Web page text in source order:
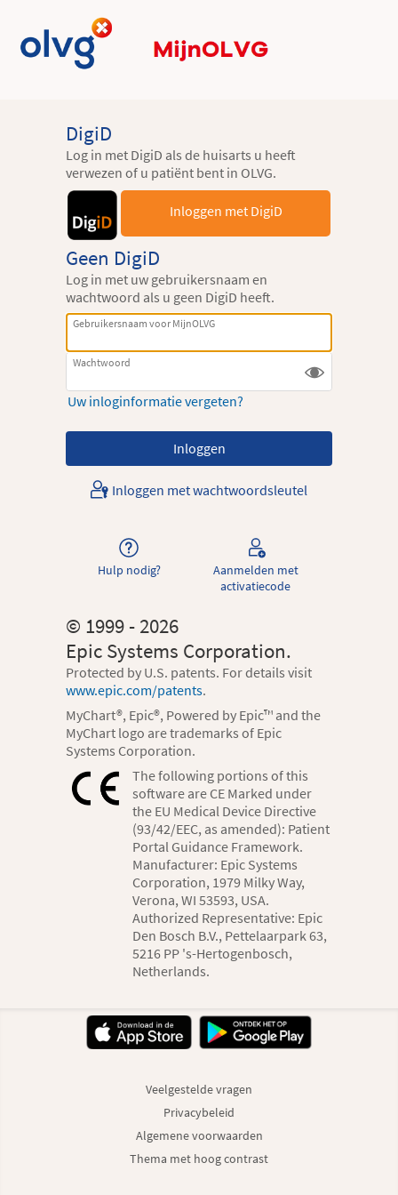
DigiD
Log in met DigiD als de huisarts u heeft
verwezen of u patiënt bent in OLVG.
Inloggen met DigiD
Geen DigiD
Log in met uw gebruikersnaam en
wachtwoord als u geen DigiD heeft.
Gebruikersnaam voor MijnOLVG
Wachtwoord
Uw inloginformatie vergeten?
Inloggen met wachtwoordsleutel
Hulp nodig?
Aanmelden met
activatiecode
© 1999 - 2026
Epic Systems Corporation.
Protected by U.S. patents. For details visit
www.epic.com/patents.
MyChart®, Epic®, Powered by Epic™ and the
MyChart logo are trademarks of Epic
Systems Corporation.
The following portions of this
software are CE Marked under
the EU Medical Device Directive
(93/42/EEC, as amended): Patient
Portal Guidance Framework.
Manufacturer: Epic Systems
Corporation, 1979 Milky Way,
Verona, WI 53593, USA.
Authorized Representative: Epic
Den Bosch B.V., Pettelaarpark 63,
5216 PP 's-Hertogenbosch,
Netherlands.
Veelgestelde vragen
Privacybeleid
Algemene voorwaarden
Thema met hoog contrast